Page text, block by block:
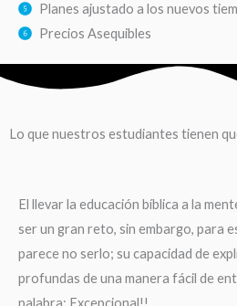
Planes ajustado a los nuevos
Precios Asequibles
Lo que nuestros estudiantes tienen
El llevar la educación bíblica a la
ser un gran reto, sin embargo, para
parece no serlo; su capacidad de
profundas de una manera fácil de
palabra: Excepcional!!